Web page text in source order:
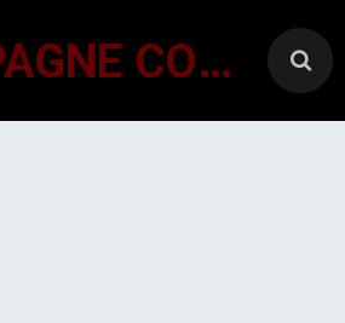
GÉNÉRATIONS MOUVEMENT INTERCLUBS CHAMPAGNE CONLINOISE